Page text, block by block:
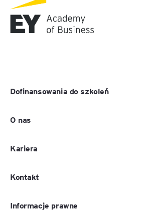
Dofinansowania do szkoleń
O nas
Kariera
Kontakt
Informacje prawne